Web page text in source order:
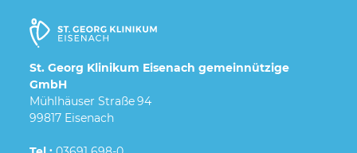
St. Georg Klinikum Eisenach gemeinnützige
GmbH
Mühlhäuser Straße 94
99817 Eisenach